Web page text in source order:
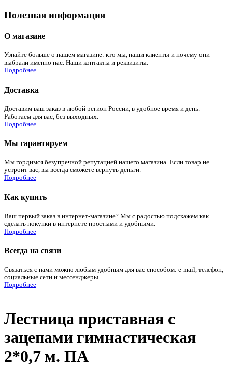
Полезная информация
О магазине
Узнайте больше о нашем магазине: кто мы, наши клиенты и почему они
выбрали именно нас. Наши контакты и реквизиты.
Подробнее
Доставка
Доставим ваш заказ в любой регион России, в удобное время и день.
Работаем для вас, без выходных.
Подробнее
Мы гарантируем
Мы гордимся безупречной репутацией нашего магазина. Если товар не
устроит вас, вы всегда сможете вернуть деньги.
Подробнее
Как купить
Ваш первый заказ в интернет-магазине? Мы с радостью подскажем как
сделать покупки в интернете простыми и удобными.
Подробнее
Всегда на связи
Связаться с нами можно любым удобным для вас способом: e-mail, телефон,
социальные сети и мессенджеры.
Подробнее
Лестница приставная с
зацепами гимнастическая
2*0,7 м. ПА